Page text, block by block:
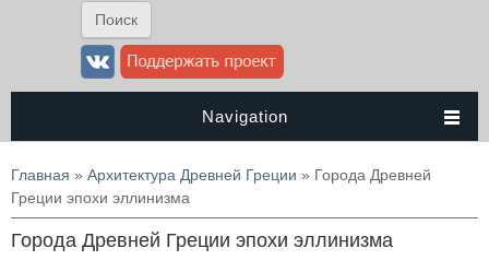
Navigation
Вы здесь
Главная » Архитектура Древней Греции » Города Древней
Греции эпохи эллинизма
Города Древней Греции эпохи эллинизма